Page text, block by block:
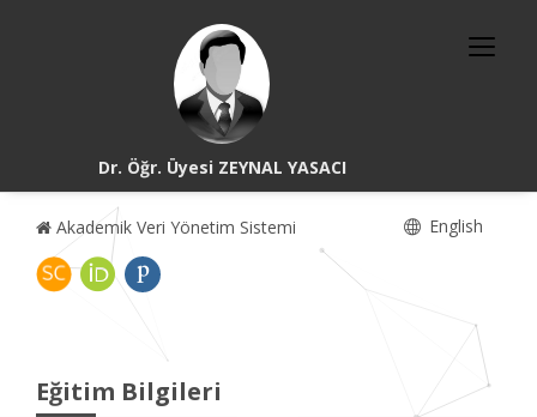
Dr. Öğr. Üyesi ZEYNAL YASACI
Akademik Veri Yönetim Sistemi English
Eğitim Bilgileri